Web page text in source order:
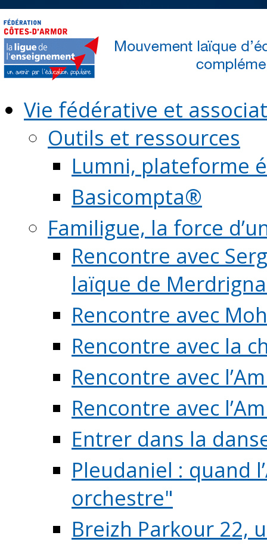
Vie fédérative et
Outils et ressources
Lumni, plateforme
Basicompta®
Familigue, la force
Rencontre avec
laïque de
Rencontre avec
Rencontre avec la
Rencontre avec
Rencontre avec
Entrer dans la
Pleudaniel : quand
orchestre"
Breizh Parkour 22,